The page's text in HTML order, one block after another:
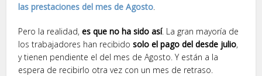
las prestaciones del mes de Agosto.
Pero la realidad,es que no ha sido así. La gran mayoría de
los trabajadores han recibidosolo el pago del desde julio,
y tienen pendiente el del mes de Agosto. Y están a la
espera de recibirlo otra vez con un mes de retraso.